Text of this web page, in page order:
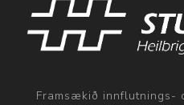
Framsækið innflutnings-